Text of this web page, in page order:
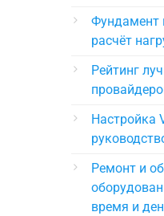
Фундамент
расчёт
Рейтинг
Настройка
Ремонт и
время и